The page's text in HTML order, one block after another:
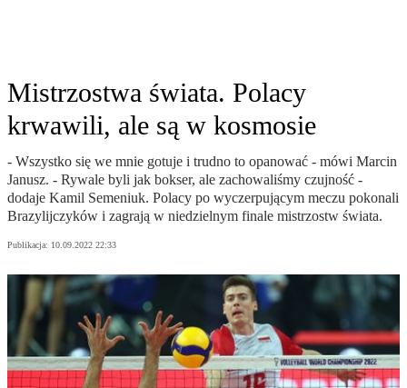
Mistrzostwa świata. Polacy
krwawili, ale są w kosmosie
- Wszystko się we mnie gotuje i trudno to opanować - mówi Marcin
Janusz. - Rywale byli jak bokser, ale zachowaliśmy czujność -
dodaje Kamil Semeniuk. Polacy po wyczerpującym meczu pokonali
Brazylijczyków i zagrają w niedzielnym finale mistrzostw świata.
Publikacja: 10.09.2022 22:33